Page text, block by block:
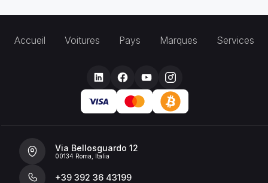
Accueil Voitures Pays Marques Services
Via Bellosguardo 12
00134 Roma, Italia
+39 392 36 43199